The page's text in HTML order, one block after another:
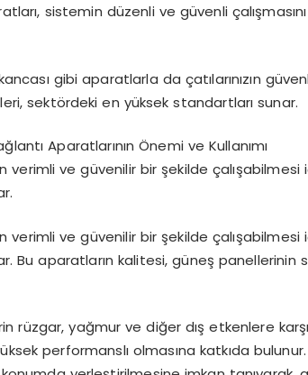
sistemin düzenli ve güvenli
gibi aparatlarla da çatılarınızın
sektördeki en yüksek standartları sunar.
Aparatlarının Önemi ve Kullanımı
verimli ve güvenilir bir şekilde
verimli ve güvenilir bir şekilde
Bu aparatların kalitesi, güneş
yağmur ve diğer dış etkenlere karşı
performanslı olmasına katkıda